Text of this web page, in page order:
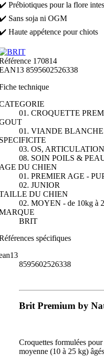
Prébiotiques pour la flore
Sans soja ni OGM
Haute appétence pour chiots
170814
8595602526338
technique
01. CROQUETTE
01. VIANDE BLANCHE
03. OS,
08. SOIN POILS &
DU CHIEN
01. PREMIER AGE -
02. JUNIOR
DU CHIEN
02. MOYEN - de 10kg à
BRIT
spécifiques
8595602526338
Brit Premium by
Croquettes formulées
moyenne (10 à 25 kg)